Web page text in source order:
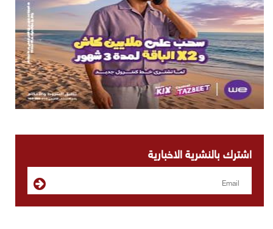
اشترك بالنشرية الاخبارية